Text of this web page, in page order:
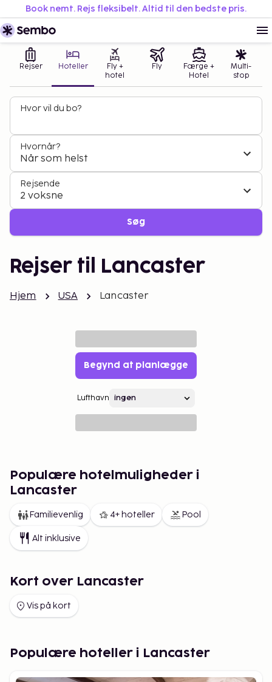
Book nemt. Rejs fleksibelt. Altid til den bedste pris.
Rejser Hoteller
Fly +
hotel
Fly
Færge +
Hotel
Multi-
stop
Hvor vil du bo?
Hvornår?
Når som helst
Rejsende
2 voksne
Søg
Rejser til Lancaster
Hjem USA Lancaster
Begynd at planlægge
Lufthavn
Populære hotelmuligheder i
Lancaster
Familievenlig 4+ hoteller Pool
Alt inklusive
Kort over Lancaster
Vis på kort
Populære hoteller i Lancaster